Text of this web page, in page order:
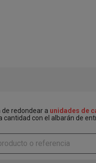
redondear a unidades de
con el albarán de